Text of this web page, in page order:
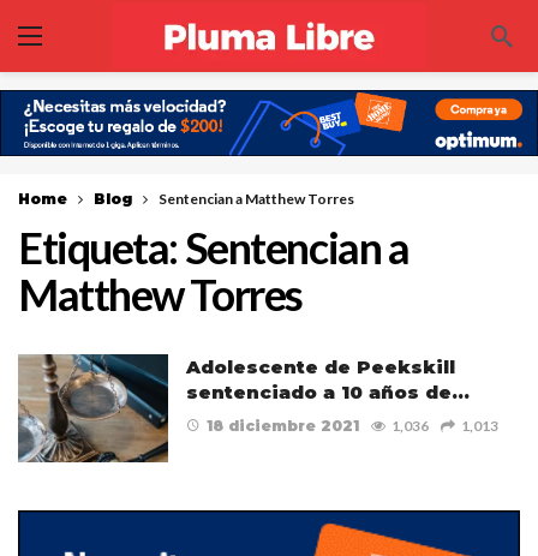
Home Blog Sentencian a Matthew Torres
Etiqueta:Sentencian a
Matthew Torres
Adolescente de Peekskill
sentenciado a 10 años de…
18 diciembre 2021 1,036 1,013